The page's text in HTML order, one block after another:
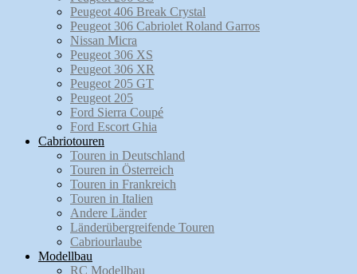
Peugeot 406 Break Crystal
Peugeot 306 Cabriolet Roland Garros
Nissan Micra
Peugeot 306 XS
Peugeot 306 XR
Peugeot 205 GT
Peugeot 205
Ford Sierra Coupé
Ford Escort Ghia
Cabriotouren
Touren in Deutschland
Touren in Österreich
Touren in Frankreich
Touren in Italien
Andere Länder
Länderübergreifende Touren
Cabriourlaube
Modellbau
RC Modellbau